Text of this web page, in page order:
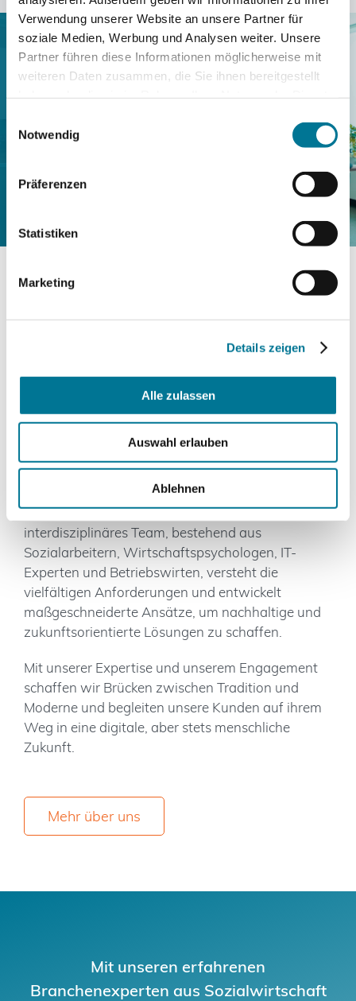
Verwendung unserer Website an unsere Partner für
soziale Medien, Werbung und Analysen weiter. Unsere
Partner führen diese Informationen möglicherweise mit
weiteren Daten zusammen, die Sie ihnen bereitgestellt
Notwendig
Präferenzen
Statistiken
Marketing
Details zeigen
Alle zulassen
Auswahl erlauben
Ablehnen
„Wir verstehen uns als
Brückenbauer zwischen
Mensch, Prozess und
Bei digatus.care steht der Mensch im Mittelpunkt
der digitalen Transformation. Technologie ist für
uns ein Werkzeug, um Menschen zu verbinden
und den Alltag nachhaltig zu verbessern.
Gemeinsam mit unseren Kunden schaffen wir
sinnvolle Lösungen, die den Weg in eine digitale
und zugleich menschliche Zukunft ebnen. Unser
interdisziplinäres Team, bestehend aus
Sozialarbeitern, Wirtschaftspsychologen, IT-
Experten und Betriebswirten, versteht die
vielfältigen Anforderungen und entwickelt
maßgeschneiderte Ansätze, um nachhaltige und
zukunftsorientierte Lösungen zu schaffen.
Mit unserer Expertise und unserem Engagement
schaffen wir Brücken zwischen Tradition und
Moderne und begleiten unsere Kunden auf ihrem
Weg in eine digitale, aber stets menschliche
Zukunft.
Mehr über uns
Mit unseren erfahrenen
Branchenexperten aus Sozialwirtschaft